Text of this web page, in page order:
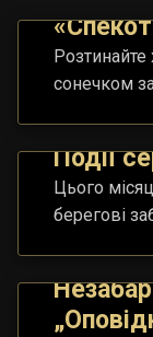
Розтинайте
сонечком
Події
Цього
берегові